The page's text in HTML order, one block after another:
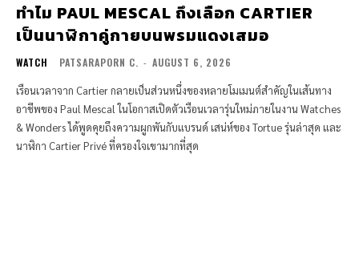
ทำไม PAUL MESCAL ถึงเลือก CARTIER
เป็นนาฬิกาคู่กายบนพรมแดงเสมอ
WATCH PATSARAPORN C. - AUGUST 6, 2026
เรือนเวลาจาก Cartier กลายเป็นส่วนหนึ่งของหลายโมเมนต์สำคัญในเส้นทาง
อาชีพของ Paul Mescal ในโอกาสเปิดตัวเรือนเวลารุ่นใหม่ภายในงาน Watches
& Wonders ได้พูดคุยถึงความผูกพันกับแบรนด์ เสน่ห์ของ Tortue รุ่นล่าสุด และ
นาฬิกา Cartier Privé ที่ครองใจเขามากที่สุด